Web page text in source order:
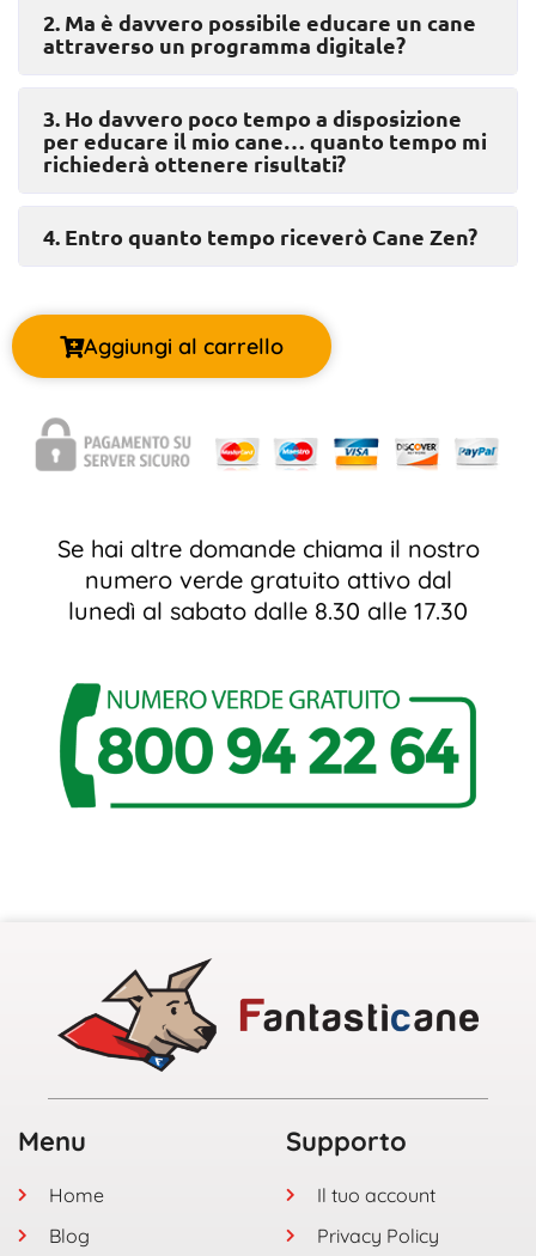
2. Ma è davvero possibile educare un cane
attraverso un programma digitale?
3. Ho davvero poco tempo a disposizione
per educare il mio cane… quanto tempo mi
richiederà ottenere risultati?
4. Entro quanto tempo riceverò Cane Zen?
Aggiungi al carrello
Se hai altre domande chiama il nostro
numero verde gratuito attivo dal
lunedì al sabato dalle 8.30 alle 17.30
Menu
Home
Blog
Supporto
Il tuo account
Privacy Policy